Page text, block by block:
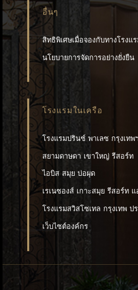
อื่นๆ
สิทธิพิเศษเมื่อจองกับทางโรงแ
นโยบายการจัดการอย่างยั่งยืน
โรงแรมในเครือ
โรงแรมปรินซ์ พาเลซ กรุงเทพ
สยามดาษดา เขาใหญ่ รีสอร์ท
ไอบิส สมุย บ่อผุด
เรเนซองส์ เกาะสมุย รีสอร์ท
โรงแรมสวิสโซเทล กรุงเทพ ป
เว็บไซต์องค์กร